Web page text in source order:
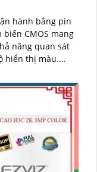
hành bằng pin
CMOS mang
năng quan sát
hiển thị màu.